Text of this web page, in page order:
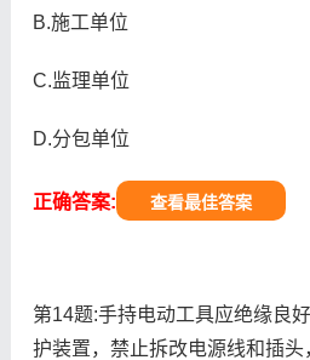
B.施工单位
C.监理单位
D.分包单位
正确答案: 查看最佳答案
第14题:手持电动工具应绝缘良
护装置，禁止拆改电源线和插